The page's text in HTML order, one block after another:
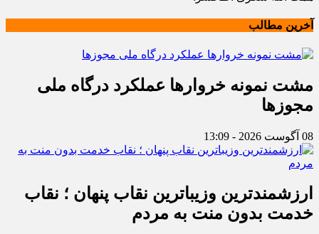
آخرین مطالب
مشت نمونه خروارها عملکرد درگاه ملی
مجوزها
08 آگوست 2026 - 13:09
ارزشمندترین وزیباترین نقاب پنهان ؛ نقاب
خدمت بدون منت به مردم